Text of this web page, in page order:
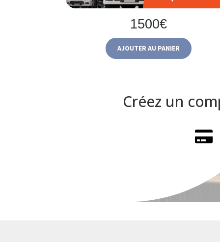
1500€
AJOUTER AU PANIER
Créez un
